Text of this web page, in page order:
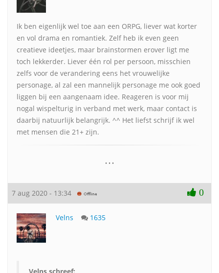
Ik ben eigenlijk wel toe aan een ORPG, liever wat korter
en vol drama en romantiek. Zelf heb ik even geen
creatieve ideetjes, maar brainstormen erover ligt me
toch lekkerder. Liever één rol per persoon, misschien
zelfs voor de verandering eens het vrouwelijke
personage, al zal een mannelijk personage me ook goed
liggen bij een aangenaam idee. Reageren is voor mij
nogal wispelturig in verband met werk, maar contact is
daarbij natuurlijk belangrijk. ^^ Het liefst schrijf ik wel
met mensen die 21+ zijn.
• • •
7 aug 2020 - 13:34 0
Velns 1635